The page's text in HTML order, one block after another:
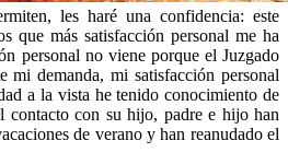
les haré una confidencia: este
que más satisfacción personal me ha
personal no viene porque el Juzgado
mi demanda, mi satisfacción personal
a la vista he tenido conocimiento de
contacto con su hijo, padre e hijo han
de verano y han reanudado el